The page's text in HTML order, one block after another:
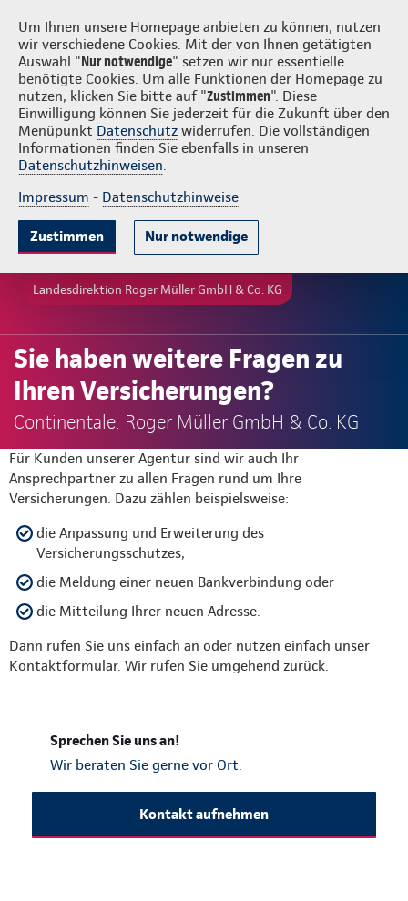
Um Ihnen unsere Homepage anbieten zu können, nutzen
wir verschiedene Cookies. Mit der von Ihnen getätigten
Auswahl "Nur notwendige" setzen wir nur essentielle
benötigte Cookies. Um alle Funktionen der Homepage zu
nutzen, klicken Sie bitte auf "Zustimmen". Diese
Einwilligung können Sie jederzeit für die Zukunft über den
Menüpunkt Datenschutz widerrufen. Die vollständigen
Informationen finden Sie ebenfalls in unseren
Datenschutzhinweisen.
Impressum - Datenschutzhinweise
Zustimmen Nur notwendige
Roger Müller GmbH & Co. KG Login
Landesdirektion Roger Müller GmbH & Co. KG
Sie haben weitere Fragen zu
Ihren Versicherungen?
Continentale: Roger Müller GmbH & Co. KG
Für Kunden unserer Agentur sind wir auch Ihr
Ansprechpartner zu allen Fragen rund um Ihre
Versicherungen. Dazu zählen beispielsweise:
die Anpassung und Erweiterung des
Versicherungsschutzes,
die Meldung einer neuen Bankverbindung oder
die Mitteilung Ihrer neuen Adresse.
Dann rufen Sie uns einfach an oder nutzen einfach unser
Kontaktformular. Wir rufen Sie umgehend zurück.
Sprechen Sie uns an!
Wir beraten Sie gerne vor Ort.
Kontakt aufnehmen